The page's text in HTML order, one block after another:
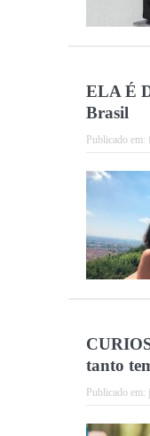
ELA É
Brasil
Publicado em:
tanto
Publicado em: